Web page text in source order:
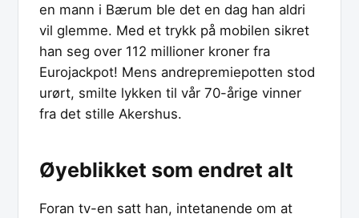
en mann i Bærum ble det en dag han aldri
vil glemme. Med et trykk på mobilen sikret
han seg over 112 millioner kroner fra
Eurojackpot! Mens andrepremiepotten stod
urørt, smilte lykken til vår 70-årige vinner
fra det stille Akershus.
Øyeblikket som endret alt
Foran tv-en satt han, intetanende om at